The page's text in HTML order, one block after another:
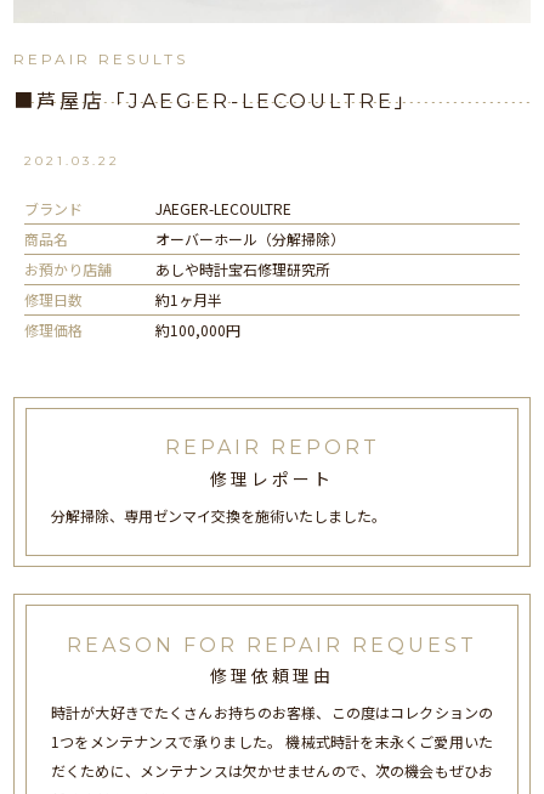
REPAIR RESULTS
■芦屋店「JAEGER-LECOULTRE」
2021.03.22
ブランド
JAEGER-LECOULTRE
商品名
オーバーホール（分解掃除）
お預かり店舗
あしや時計宝石修理研究所
修理日数
約1ヶ月半
修理価格
約100,000円
REPAIR REPORT
修理レポート
分解掃除、専用ゼンマイ交換を施術いたしました。
REASON FOR REPAIR REQUEST
修理依頼理由
時計が大好きでたくさんお持ちのお客様、この度はコレクションの
1つをメンテナンスで承りました。 機械式時計を末永くご愛用いた
だくために、メンテナンスは欠かせませんので、次の機会もぜひお